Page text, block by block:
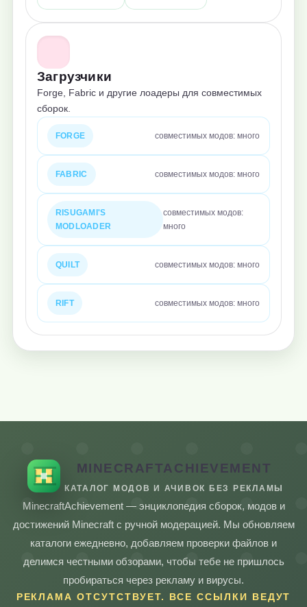
Загрузчики
Forge, Fabric и другие лоадеры для совместимых
сборок.
FORGE совместимых модов: много
FABRIC совместимых модов: много
RISUGAMI'S
MODLOADER
совместимых модов:
много
QUILT совместимых модов: много
RIFT совместимых модов: много
MINECRAFTACHIEVEMENT
КАТАЛОГ МОДОВ И АЧИВОК БЕЗ РЕКЛАМЫ
MinecraftAchievement — энциклопедия сборок, модов и
достижений Minecraft с ручной модерацией. Мы обновляем
каталоги ежедневно, добавляем проверки файлов и
делимся честными обзорами, чтобы тебе не пришлось
пробираться через рекламу и вирусы.
РЕКЛАМА ОТСУТСТВУЕТ. ВСЕ ССЫЛКИ ВЕДУТ